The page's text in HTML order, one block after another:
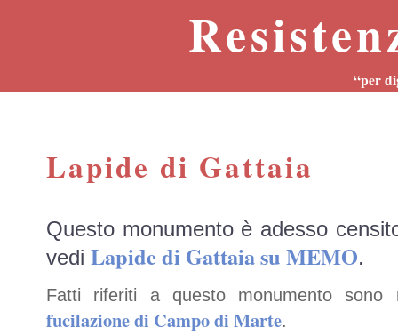
“per
Lapide di Gattaia
Questo monumento è adesso
vedi Lapide di Gattaia su MEMO.
Fatti riferiti a questo monumento
fucilazione di Campo di Marte.